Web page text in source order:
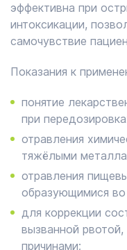
эффективна при
интоксикации,
самочувствие
Показания к
понятие
при
отравления
тяжёлыми
отравления
образующимися во
для коррекции
вызванной
причинами;